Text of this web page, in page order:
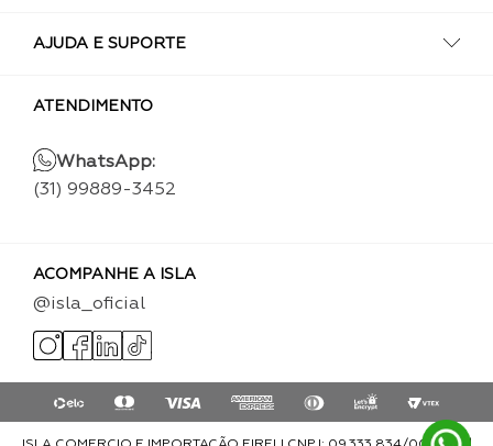
AJUDA E SUPORTE
ATENDIMENTO
WhatsApp:
(31) 99889-3452
ACOMPANHE A ISLA
@isla_oficial